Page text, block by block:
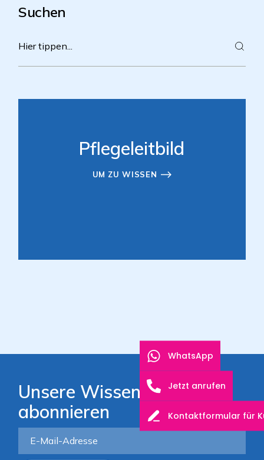
Suchen
Pflegeleitbild
UM ZU WISSEN
Unsere Wissensbasis
abonnieren
WhatsApp
Jetzt anrufen
Kontaktformular für